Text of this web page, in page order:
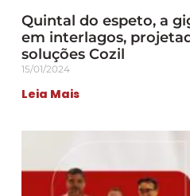
Quintal do espeto, a
em interlagos,
soluções Cozil
15/01/2024
Leia Mais